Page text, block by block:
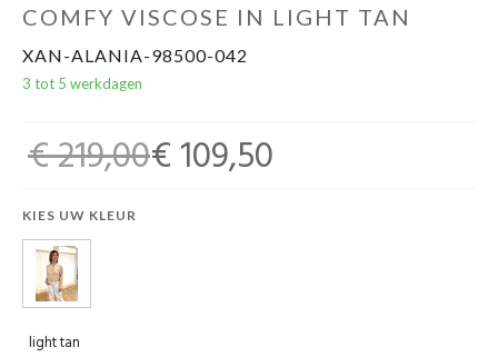
COMFY VISCOSE IN LIGHT TAN
XAN-ALANIA-98500-042
3 tot 5 werkdagen
€ 219,00€ 109,50
KIES UW KLEUR
light tan